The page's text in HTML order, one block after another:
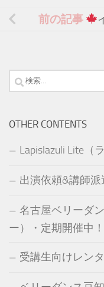
前の記事
検
索:
OTHER CONTENTS
Lapislazuli Lite（
出演依頼&講師派
名古屋ベリーダ
ー）・定期開催中！
受講生向けレン